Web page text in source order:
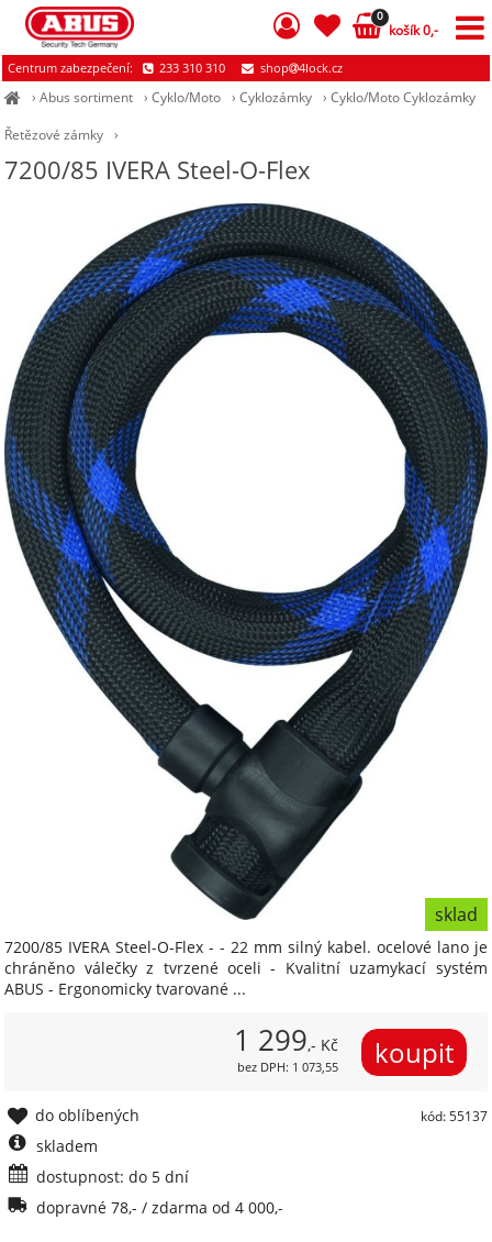
›Abus sortiment ›Cyklo/Moto ›Cyklozámky ›Cyklo/Moto Cyklozámky
Řetězové zámky ›
7200/85 IVERA Steel-O-Flex
7200/85 IVERA Steel-O-Flex - - 22 mm silný kabel. ocelové lano je
chráněno válečky z tvrzené oceli - Kvalitní uzamykací systém
ABUS - Ergonomicky tvarované ...
sklad
1 299,- Kč
bez DPH: 1 073,55
kód: 55137
do oblíbených
skladem
dostupnost: do 5 dní
dopravné 78,- / zdarma od 4 000,-
0
košík 0,-
Centrum zabezpečení: 233 310 310 shop 4lock.cz